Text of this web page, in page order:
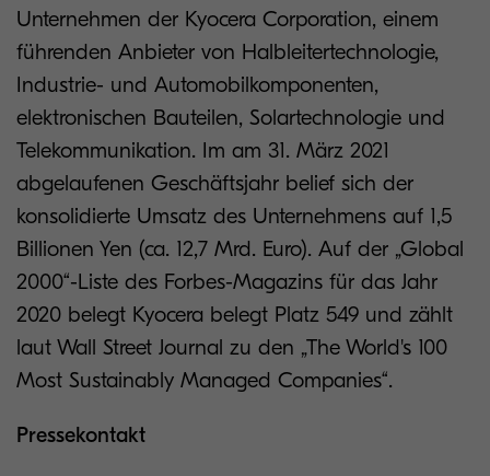
Unternehmen der Kyocera Corporation, einem
führenden Anbieter von Halbleitertechnologie,
Industrie- und Automobilkomponenten,
elektronischen Bauteilen, Solartechnologie und
Telekommunikation. Im am 31. März 2021
abgelaufenen Geschäftsjahr belief sich der
konsolidierte Umsatz des Unternehmens auf 1,5
Billionen Yen (ca. 12,7 Mrd. Euro). Auf der „Global
2000“-Liste des Forbes-Magazins für das Jahr
2020 belegt Kyocera belegt Platz 549 und zählt
laut Wall Street Journal zu den „The World's 100
Most Sustainably Managed Companies“.
Pressekontakt